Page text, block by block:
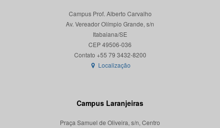
Campus Prof. Alberto Carvalho
Av. Vereador Olímpio Grande, s/n
Itabaiana/SE
CEP 49506-036
Localização
Campus Laranjeiras
Praça Samuel de Oliveira, s/n, Centro